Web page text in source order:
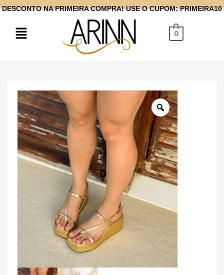
DESCONTO NA PRIMEIRA COMPRA! USE O CUPOM: PRIMEIRA10
0